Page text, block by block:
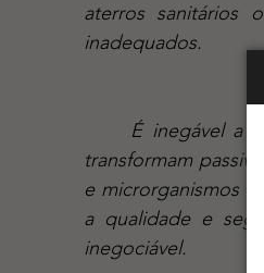
aterros sanitários
inadequados.
transformam
e microrganismos
a qualidade e
inegociável.